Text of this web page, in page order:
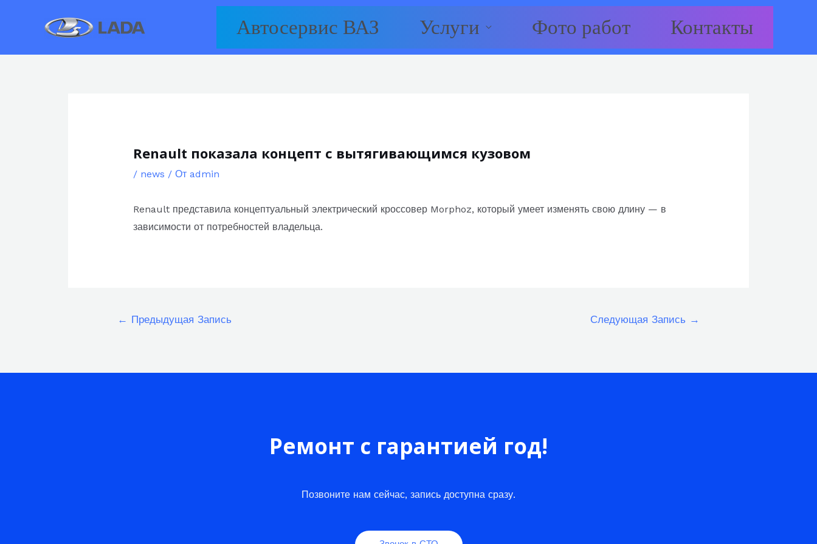
Автосервис ВАЗ Услуги Фото работ Контакты
Renault показала концепт с вытягивающимся кузовом
/ news / От admin
Renault представила концептуальный электрический кроссовер Morphoz, который умеет изменять свою длину — в
зависимости от потребностей владельца.
Навигация
← Предыдущая Запись Следующая Запись →
Ремонт с гарантией год!
Позвоните нам сейчас, запись доступна сразу.